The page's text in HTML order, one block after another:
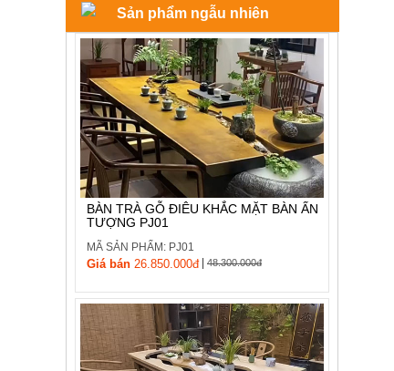
Sản phẩm ngẫu nhiên
BÀN TRÀ GỖ ĐIÊU KHẮC MẶT BÀN ẤN
TƯỢNG PJ01
MÃ SẢN PHẨM: PJ01
Giá bán 26.850.000đ| 48.300.000đ